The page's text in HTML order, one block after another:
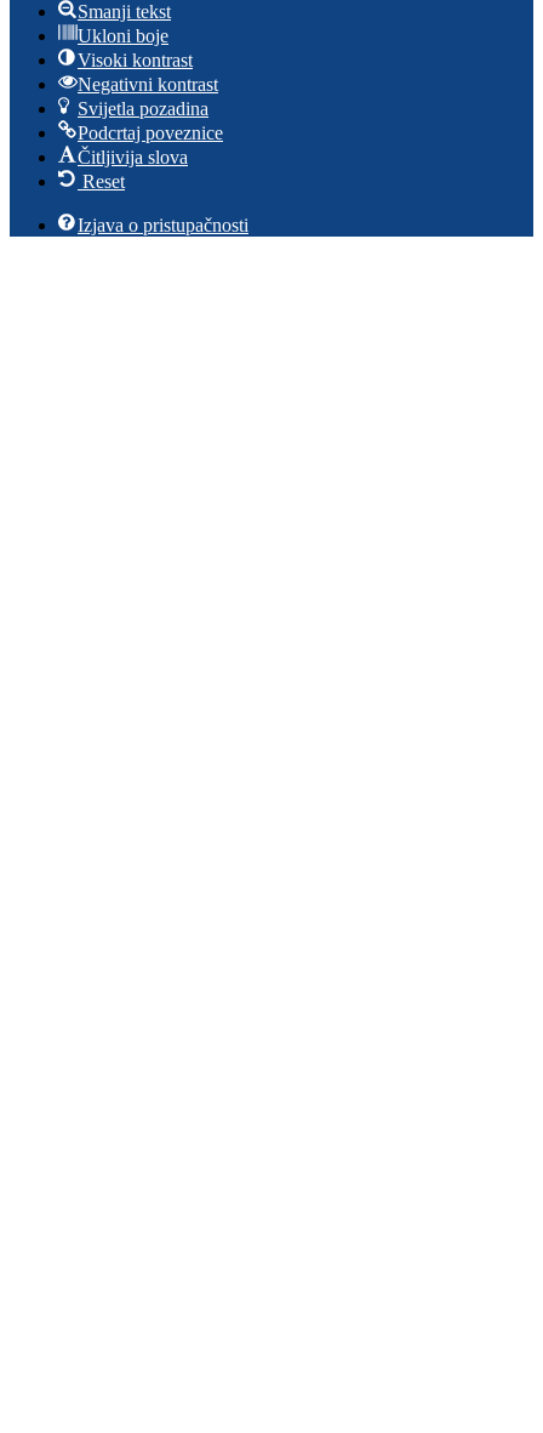
Smanji tekst
Ukloni boje
Visoki kontrast
Negativni kontrast
Svijetla pozadina
Podcrtaj poveznice
Čitljivija slova
Reset
Izjava o pristupačnosti